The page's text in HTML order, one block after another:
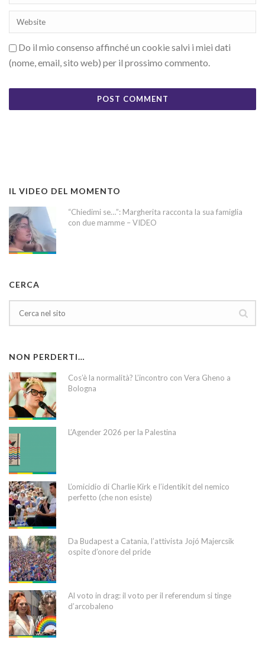
Do il mio consenso affinché un cookie salvi i miei dati
(nome, email, sito web) per il prossimo commento.
IL VIDEO DEL MOMENTO
“Chiedimi se…”: Margherita racconta la sua famiglia
con due mamme – VIDEO
CERCA
NON PERDERTI…
Cos’è la normalità? L’incontro con Vera Gheno a
Bologna
L’Agender 2026 per la Palestina
L’omicidio di Charlie Kirk e l’identikit del nemico
perfetto (che non esiste)
Da Budapest a Catania, l’attivista Jojó Majercsik
ospite d’onore del pride
Al voto in drag: il voto per il referendum si tinge
d’arcobaleno